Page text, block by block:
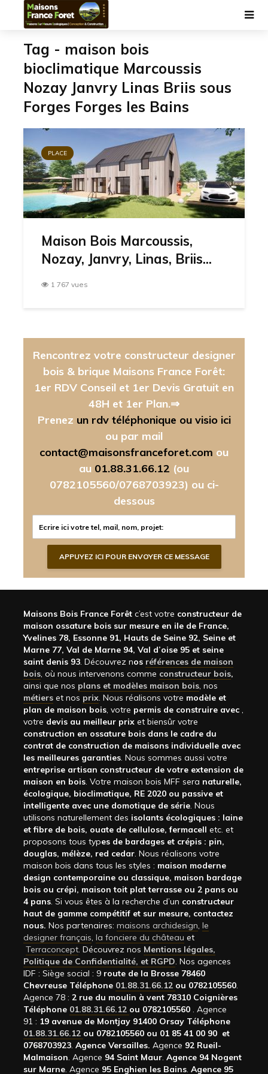
Tag - maison bois
bioclimatique Marcoussis
Nozay Janvry Linas Briis sous
Forges Forges les Bains
PLACE
Maison Bois Marcoussis,
Nozay, Janvry, Linas, Briis...
1 767 vues
Rencontrez votre constructeur designer
bois & brique Maisons France Forêt:
1er RDV Conseil et 1er Devis Gratuit en
48H et 1er Plan.⇒
Prenez un rdv téléphonique ou visio ici
ou par mail
contact@maisonsfranceforet.com ou
au 01.88.31.66.12 (ou
0782105560/0768703923) ou ci-
dessous
Maisons Bois France Forêt c’est votre constructeur de
maison ossature bois sur mesure en ile de France,
Yvelines 78, Essonne 91, Hauts de Seine 92, Seine et
Marne 77, Val de Marne 94, Val d’oise 95 et seine
saint denis 93. Découvrez nos références de maison
bois, où nous intervenons comme constructeur bois,
ainsi que nos plans et modèles maison bois, nos
métiers et nos prix. Nous réalisons votre modèle et
plan de maison bois, votre permis de construire avec ,
votre devis au meilleur prix et biensûr votre
construction en ossature bois dans le cadre du
contrat de construction de maisons individuelle avec
les meilleures garanties. Nous sommes aussi votre
entreprise artisan constructeur de votre extension de
maison en bois. Votre maison bois MFF sera naturelle,
écologique, bioclimatique, RE 2020 ou passive et
intelligente avec une domotique de série. Nous
utilisons naturellement des isolants écologiques : laine
et fibre de bois, ouate de cellulose, fermacell etc. et
proposons tous types de bardages et crépis : pin,
douglas, mélèze, red cedar. Nous réalisons votre
maison bois dans tous les styles : maison moderne
design contemporaine ou classique, maison bardage
bois ou crépi, maison toit plat terrasse ou 2 pans ou
4 pans. Si vous êtes à la recherche d’un constructeur
haut de gamme compétitif et sur mesure, contactez
nous. Nos partenaires: maisons archidesign, le
designer français, la fonciere du château et
Terraconcept. Découvrez nos Mentions légales,
Politique de Confidentialité, et RGPD. Nos agences
IDF : Siège social : 9 route de la Brosse 78460
Chevreuse Téléphone 01.88.31.66.12 ou 0782105560.
Agence 78 : 2 rue du moulin à vent 78310 Coignières
Téléphone 01.88.31.66.12 ou 0782105560 . Agence
91 : 19 avenue de Montjay 91400 Orsay Téléphone
01.88.31.66.12 ou 0782105560 ou 01 85 41 00 90 et
0768703923. Agence Versailles. Agence 92 Rueil-
Malmaison. Agence 94 Saint Maur. Agence 94 Nogent
sur Marne. Agence 95 Enghien les Bains. Agence 95